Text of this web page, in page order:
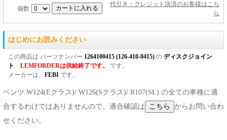
個数
代引き・クレジット決済のお客様はこち
ら
はじめにお読みください
この商品は パーツナンバー 1264100415 (126-410-0415) の ディスクジョイン
ト LEMFORDERは供給終了です。
です。
メーカーは、 FEBI です。
ベンツ W124(Eクラス)/ W126(Sクラス)/ R107(SL) の全ての車種に適
合するわけではありませんので、適合確認は
からお問い合わ
せください。